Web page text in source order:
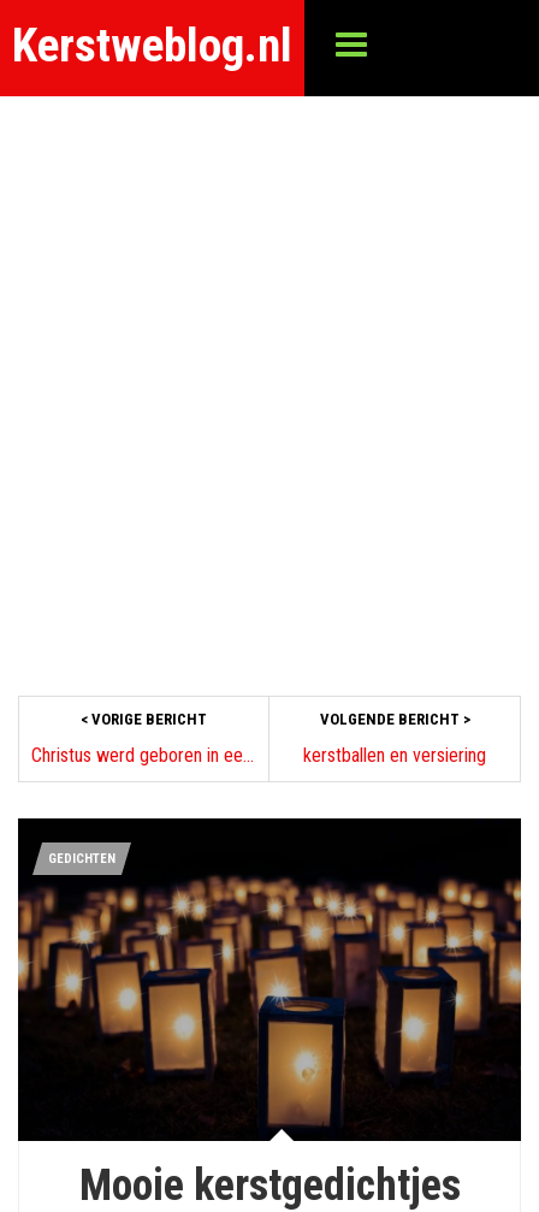
Kerstweblog.nl
< VORIGE BERICHT
Christus werd geboren in een stal in Betlehem
VOLGENDE BERICHT >
kerstballen en versiering
GEDICHTEN
Mooie kerstgedichtjes